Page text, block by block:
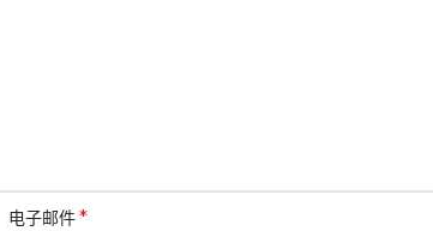
电子邮件*